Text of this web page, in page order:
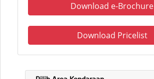
Download e-Brochure
Download Pricelist